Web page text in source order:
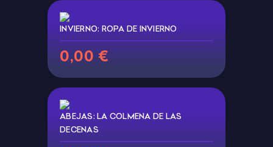
INVIERNO: ROPA DE INVIERNO
0,00 €
ABEJAS: LA COLMENA DE LAS
DECENAS